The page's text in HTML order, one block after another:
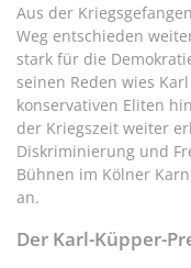
Aus der
Weg entschieden
stark für die
seinen Reden wies
konservativen Eliten
der Kriegszeit weiter
Diskriminierung und
Bühnen im Kölner
an.
Der Karl-Küpper-